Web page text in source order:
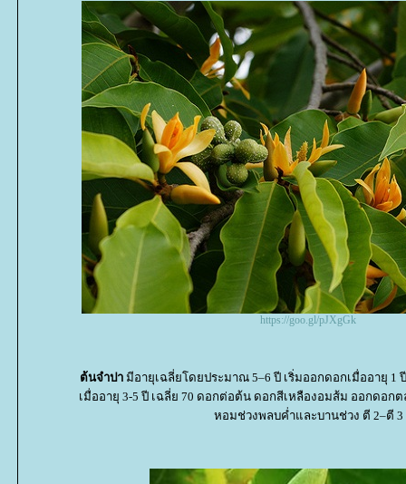
https://goo.gl/pJXgGk
ต้นจำปา มีอายุเฉลี่ยโดยประมาณ 5–6 ปี เริ่มออกดอกเมื่ออายุ 1
เมื่ออายุ 3-5 ปี เฉลี่ย 70 ดอกต่อต้น ดอกสีเหลืองอมส้ม ออกดอก
หอมช่วงพลบค่ำและบานช่วง ตี 2–ตี 3